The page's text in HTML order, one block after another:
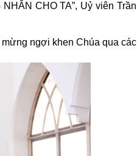
CHO TA”, Uỷ viên Trần
ngợi khen Chúa qua các